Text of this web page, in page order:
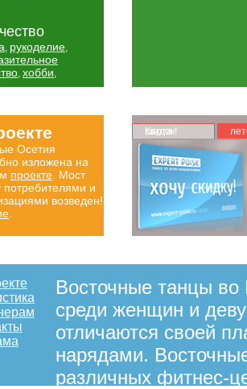
, рукоделие,
, хобби,
Осетия
изложена на
проекте . Мост
потребителями и
возведен!
Карта скидок!
Восточные танцы
среди женщин и
отличаются своей
нарядами.
различных фитнес-